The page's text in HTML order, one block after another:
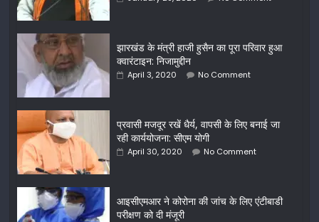
झारखंड के मंत्री हाजी हुसैन का पूरा परिवार हुआ
क्वारंटाइन: निजामुद्दीन
April 3, 2020 No Comment
प्रवासी मजदूर रखें धैर्य, वापसी के लिए बनाई जा
रही कार्ययोजना: सीएम योगी
April 30, 2020 No Comment
आइसीएमआर ने कोरोना की जांच के लिए एंटीबाडी
परीक्षण को दी मंजूरी